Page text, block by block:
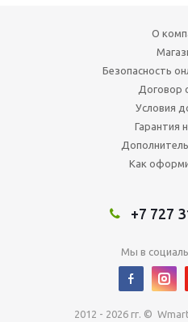
О
Безопасность
Договор
Условия
Гарантия
Как
+7 727
Мы в
2012 - 2026 гг. ©